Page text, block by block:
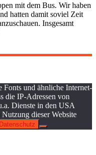
mit dem Bus. Wir haben
hatten damit soviel Zeit
Insgesamt
Fonts und ähnliche Internet-
die IP-Adressen von
Dienste in den USA
dieser Website
Datenschutz